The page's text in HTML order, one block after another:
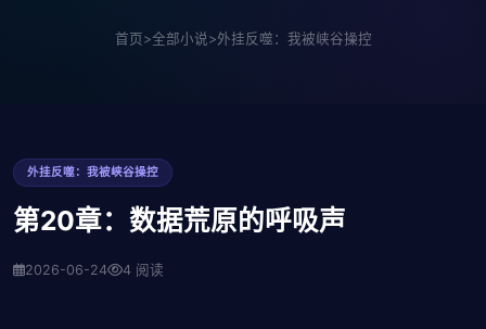
首页>全部小说>外挂反噬：我被峡谷操控
外挂反噬：我被峡谷操控
第20章：数据荒原的呼吸声
2026-06-24 4 阅读